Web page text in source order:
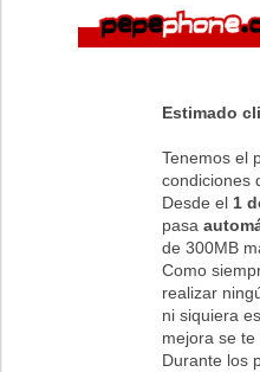
Estimado
Tenemos el
condiciones
Desde el 1
pasa
de 300MB
Como
realizar
ni siquiera
mejora se
Durante los